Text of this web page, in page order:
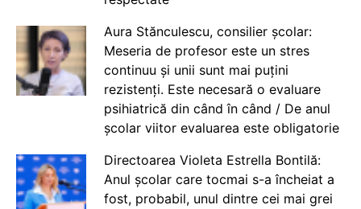
Aura Stănculescu, consilier școlar:
Meseria de profesor este un stres
continuu și unii sunt mai puțini
rezistenți. Este necesară o evaluare
psihiatrică din când în când / De anul
școlar viitor evaluarea este obligatorie
Directoarea Violeta Estrella Bontilă:
Anul școlar care tocmai s-a încheiat a
fost, probabil, unul dintre cei mai grei